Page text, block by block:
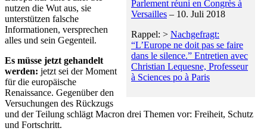
Parlement réuni en Congrès à
Versailles – 10. Juli 2018
Rappel: > Nachgefragt:
“L’Europe ne doit pas se faire
dans le silence.” Entretien avec
Christian Lequesne, Professeur
à Sciences po à Paris
nutzen die Wut aus, sie
unterstützen falsche
Informationen, versprechen
alles und sein Gegenteil.
Es müsse jetzt gehandelt
werden: jetzt sei der Moment
für die europäische
Renaissance. Gegenüber den
Versuchungen des Rückzugs
und der Teilung schlägt Macron drei Themen vor: Freiheit, Schutz
und Fortschritt.